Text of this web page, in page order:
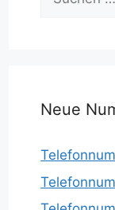
nach:
Neue